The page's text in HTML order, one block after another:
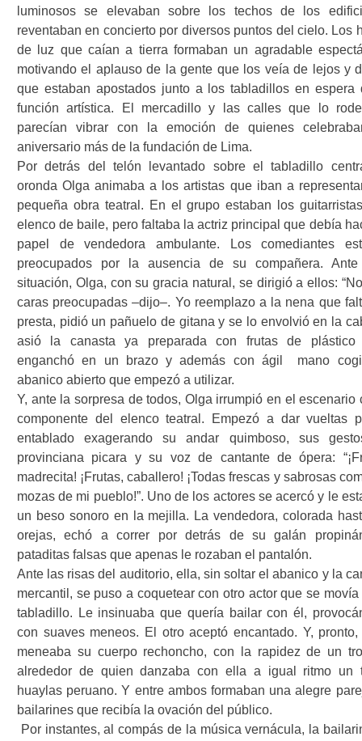
luminosos se elevaban sobre los techos de los
reventaban en concierto por diversos puntos del cielo. Los
de luz que caían a tierra formaban un agradable
motivando el aplauso de la gente que los veía de lejos y
que estaban apostados junto a los tabladillos en espera
función artística. El mercadillo y las calles que lo
parecían vibrar con la emoción de quienes
aniversario más de la fundación de Lima.
Por detrás del telón levantado sobre el tabladillo
oronda Olga animaba a los artistas que iban a
pequeña obra teatral. En el grupo estaban los
elenco de baile, pero faltaba la actriz principal que debía
papel de vendedora ambulante. Los comediantes
preocupados por la ausencia de su compañera.
situación, Olga, con su gracia natural, se dirigió a ellos:
caras preocupadas –dijo–. Yo reemplazo a la nena que
presta, pidió un pañuelo de gitana y se lo envolvió en la
asió la canasta ya preparada con frutas de
enganchó en un brazo y además con ágil
mano
abanico abierto que empezó a utilizar.
Y, ante la sorpresa de todos, Olga irrumpió en el escenario
componente del elenco teatral. Empezó a dar vueltas
entablado exagerando su andar quimboso, sus
provinciana picara y su voz de cantante de ópera:
madrecita! ¡Frutas, caballero! ¡Todas frescas y sabrosas
mozas de mi pueblo!”. Uno de los actores se acercó y le
un beso sonoro en la mejilla. La vendedora, colorada
orejas, echó a correr por detrás de su galán
pataditas falsas que apenas le rozaban el pantalón.
Ante las risas del auditorio, ella, sin soltar el abanico y la
mercantil, se puso a coquetear con otro actor que se movía
tabladillo. Le insinuaba que quería bailar con él,
con suaves meneos. El otro aceptó encantado. Y, pronto,
meneaba su cuerpo rechoncho, con la rapidez de un
alrededor de quien danzaba con ella a igual ritmo un
huaylas peruano. Y entre ambos formaban una alegre
bailarines que recibía la ovación del público.
Por instantes, al compás de la música vernácula, la